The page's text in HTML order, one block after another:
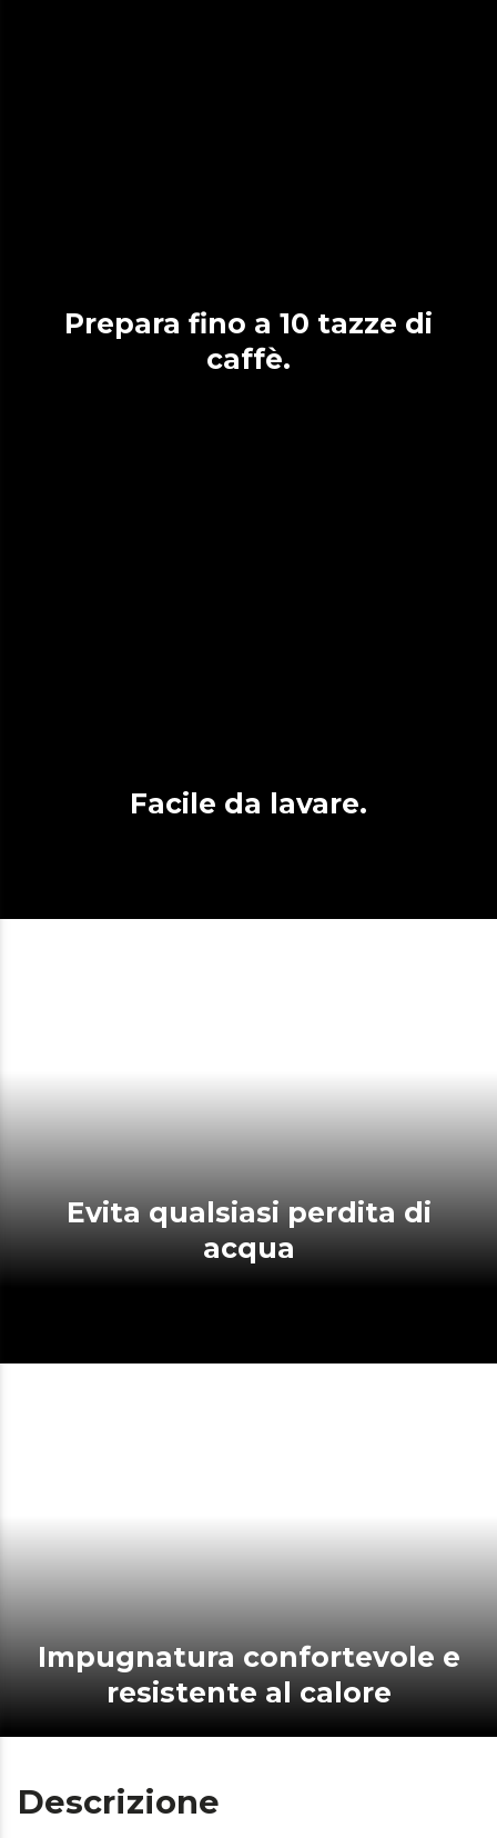
Prepara fino a 10 tazze di
caffè.
Facile da lavare.
Evita qualsiasi perdita di
acqua
Impugnatura confortevole e
resistente al calore
Descrizione